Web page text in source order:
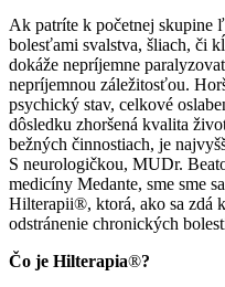
Ak patríte k početnej
bolesťami svalstva, šliach, či
dokáže nepríjemne
nepríjemnou záležitosťou.
psychický stav, celkové
dôsledku zhoršená kvalita
bežných činnostiach, je
S neurologičkou, MUDr.
medicíny Medante, sme sme
Hilterapii®, ktorá, ako sa zdá
odstránenie chronických
Čo je Hilterapia®?